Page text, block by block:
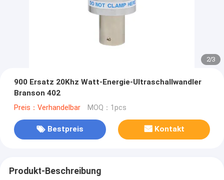
2/3
900 Ersatz 20Khz Watt-Energie-Ultraschallwandler
Branson 402
Preis：Verhandelbar MOQ：1pcs
Bestpreis Kontakt
Produkt-Beschreibung